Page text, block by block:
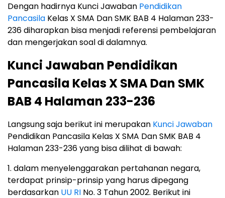
Dengan hadirnya Kunci Jawaban Pendidikan
Pancasila Kelas X SMA Dan SMK BAB 4 Halaman 233-
236 diharapkan bisa menjadi referensi pembelajaran
dan mengerjakan soal di dalamnya.
Kunci Jawaban Pendidikan
Pancasila Kelas X SMA Dan SMK
BAB 4 Halaman 233-236
Langsung saja berikut ini merupakan Kunci Jawaban
Pendidikan Pancasila Kelas X SMA Dan SMK BAB 4
Halaman 233-236 yang bisa dilihat di bawah:
1. dalam menyelenggarakan pertahanan negara,
terdapat prinsip-prinsip yang harus dipegang
berdasarkan UU RI No. 3 Tahun 2002. Berikut ini